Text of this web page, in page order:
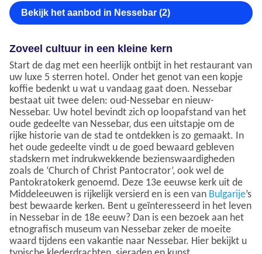
Bekijk het aanbod in Nessebar (2)
Zoveel cultuur in een kleine kern
Start de dag met een heerlijk ontbijt in het restaurant van
uw luxe 5 sterren hotel. Onder het genot van een kopje
koffie bedenkt u wat u vandaag gaat doen. Nessebar
bestaat uit twee delen: oud-Nessebar en nieuw-
Nessebar. Uw hotel bevindt zich op loopafstand van het
oude gedeelte van Nessebar, dus een uitstapje om de
rijke historie van de stad te ontdekken is zo gemaakt. In
het oude gedeelte vindt u de goed bewaard gebleven
stadskern met indrukwekkende bezienswaardigheden
zoals de ‘Church of Christ Pantocrator’, ook wel de
Pantokratokerk genoemd. Deze 13e eeuwse kerk uit de
Middeleeuwen is rijkelijk versierd en is een van Bulgarije’s
best bewaarde kerken. Bent u geïnteresseerd in het leven
in Nessebar in de 18e eeuw? Dan is een bezoek aan het
etnografisch museum van Nessebar zeker de moeite
waard tijdens een vakantie naar Nessebar. Hier bekijkt u